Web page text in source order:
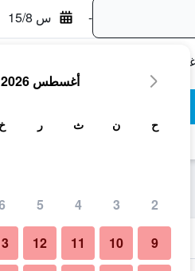
- س 15/8
أغسطس 2026
ح ن ث ر خ
2
3
4
5
9
10
11
12